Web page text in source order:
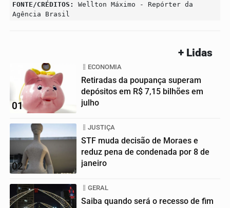
FONTE/CRÉDITOS:
Wellton Máximo - Repórter da
Agência Brasil
+ Lidas
01
ECONOMIA
Retiradas da poupança superam
depósitos em R$ 7,15 bilhões em
julho
02
JUSTIÇA
STF muda decisão de Moraes e
reduz pena de condenada por 8 de
janeiro
GERAL
Saiba quando será o recesso de fim